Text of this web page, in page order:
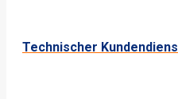
Technischer